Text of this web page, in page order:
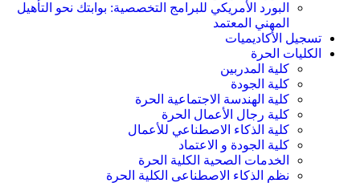
البورد الأمريكي للبرامج التخصصية: بوابتك نحو التأهيل
المهني المعتمد
تسجيل الأكاديميات
الكليات الحرة
كلية المدربين
كلية الجودة
كلية الهندسة الاجتماعية الحرة
كلية رجال الأعمال الحرة
كلية الذكاء الاصطناعي للأعمال
كلية الجودة و الاعتماد
الخدمات الصحية الكلية الحرة
نظم الذكاء الاصطناعى الكلية الحرة